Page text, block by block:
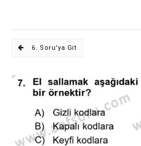
6. Soru'ya Git